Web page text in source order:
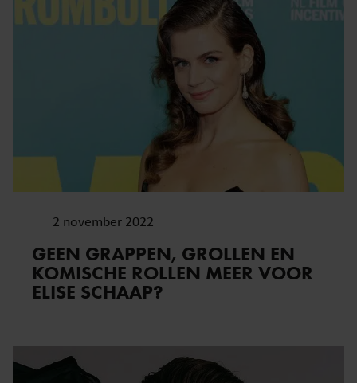
2 november 2022
GEEN GRAPPEN, GROLLEN EN
KOMISCHE ROLLEN MEER VOOR
ELISE SCHAAP?